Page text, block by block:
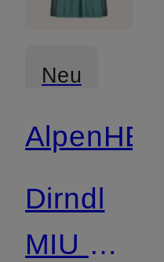
Neu
Dirndl
MIU mit